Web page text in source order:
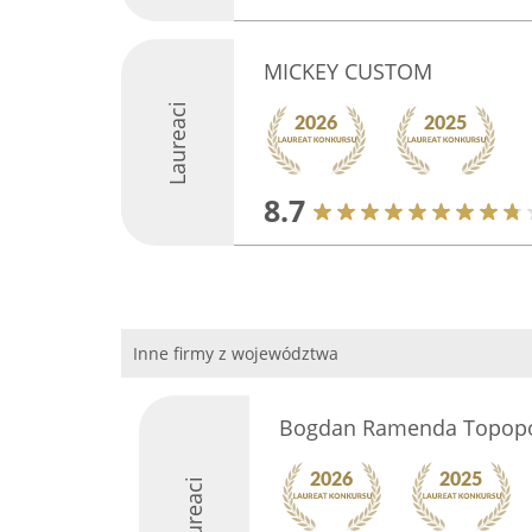
Laureaci
MICKEY CUSTOM
8.7
Inne firmy z województwa
Bogdan Ramenda